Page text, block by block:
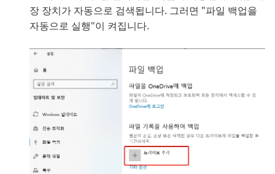
장 장치가 자동으로 검색됩니다. 그러면 "파일 백업을
자동으로 실행"이 켜집니다.